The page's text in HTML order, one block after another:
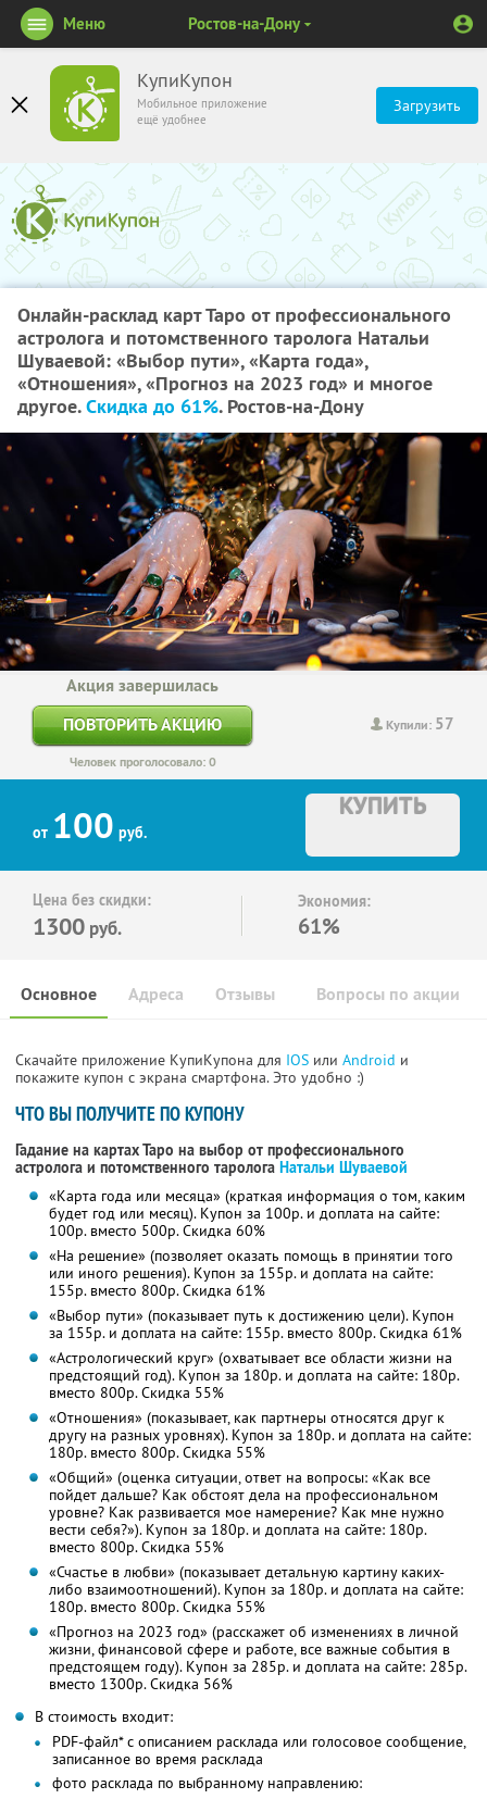
КупиКупон
Мобильное приложение
ещё удобнее
Загрузить
Меню Ростов-на-Дону
Онлайн-расклад карт Таро от профессионального
астролога и потомственного таролога Натальи
Шуваевой: «Выбор пути», «Карта года»,
«Отношения», «Прогноз на 2023 год» и многое
другое.Скидка до 61%. Ростов-на-Дону
Купили: 57
Акция завершилась
ПОВТОРИТЬ АКЦИЮ
Человек проголосовало: 0
от 100 руб.
КУПИТЬ
Цена без скидки:
1300 руб.
Экономия:
61%
Основное Отзывы Вопросы по акции
Адреса
Скачайте приложение КупиКупона для IOS или Android и
покажите купон с экрана смартфона. Это удобно :)
ЧТО ВЫ ПОЛУЧИТЕ ПО КУПОНУ
Гадание на картах Таро на выбор от профессионального
астролога и потомственного таролога Натальи Шуваевой
«Карта года или месяца» (краткая информация о том, каким
будет год или месяц). Купон за 100р. и доплата на сайте:
100р. вместо 500р. Скидка 60%
«На решение» (позволяет оказать помощь в принятии того
или иного решения). Купон за 155р. и доплата на сайте:
155р. вместо 800р. Скидка 61%
«Выбор пути» (показывает путь к достижению цели). Купон
за 155р. и доплата на сайте: 155р. вместо 800р. Скидка 61%
«Астрологический круг» (охватывает все области жизни на
предстоящий год). Купон за 180р. и доплата на сайте: 180р.
вместо 800р. Скидка 55%
«Отношения» (показывает, как партнеры относятся друг к
другу на разных уровнях). Купон за 180р. и доплата на сайте:
180р. вместо 800р. Скидка 55%
«Общий» (оценка ситуации, ответ на вопросы: «Как все
пойдет дальше? Как обстоят дела на профессиональном
уровне? Как развивается мое намерение? Как мне нужно
вести себя?»). Купон за 180р. и доплата на сайте: 180р.
вместо 800р. Скидка 55%
«Счастье в любви» (показывает детальную картину каких-
либо взаимоотношений). Купон за 180р. и доплата на сайте:
180р. вместо 800р. Скидка 55%
«Прогноз на 2023 год» (расскажет об изменениях в личной
жизни, финансовой сфере и работе, все важные события в
предстоящем году). Купон за 285р. и доплата на сайте: 285р.
вместо 1300р. Скидка 56%
В стоимость входит:
PDF-файл* с описанием расклада или голосовое сообщение,
записанное во время расклада
фото расклада по выбранному направлению: